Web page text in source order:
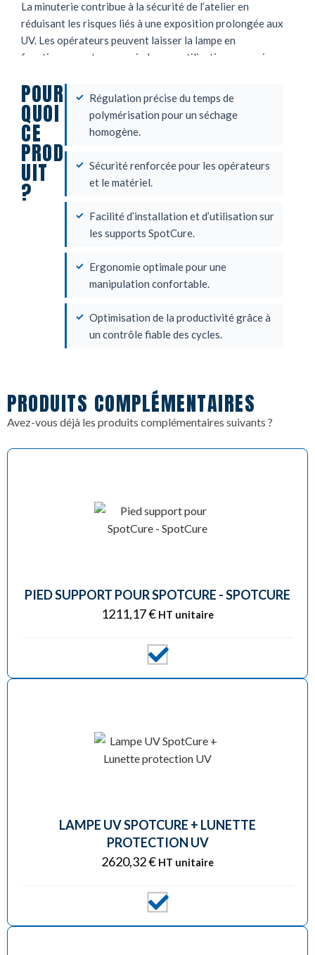
La minuterie contribue à la sécurité de l’atelier en
réduisant les risques liés à une exposition prolongée aux
UV. Les opérateurs peuvent laisser la lampe en
fonctionnement sans craindre une utilisation excessive.
POUR
QUOI
CE
PROD
UIT
?
Régulation précise du temps de
polymérisation pour un séchage
homogène.
Sécurité renforcée pour les opérateurs
et le matériel.
Facilité d’installation et d’utilisation sur
les supports SpotCure.
Ergonomie optimale pour une
manipulation confortable.
Optimisation de la productivité grâce à
un contrôle fiable des cycles.
supports SpotCure, la minuterie est facile à
installer et à utiliser. Elle s’intègre
parfaitement à l’atelier, offrant une
PRODUITS COMPLÉMENTAIRES
Avez-vous déjà les produits complémentaires suivants ?
PIED SUPPORT POUR SPOTCURE - SPOTCURE
1211,17€ HT unitaire
LAMPE UV SPOTCURE + LUNETTE
PROTECTION UV
2620,32€ HT unitaire